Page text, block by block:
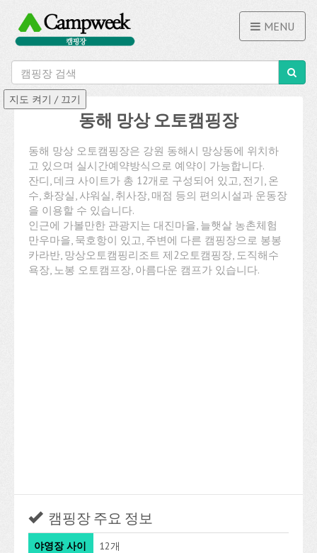
MENU
동해 망상 오토캠핑장
동해 망상 오토캠핑장은 강원 동해시 망상동에 위치하
고 있으며 실시간예약방식으로 예약이 가능합니다.
잔디, 데크 사이트가 총 12개로 구성되어 있고, 전기, 온
수, 화장실, 샤워실, 취사장, 매점 등의 편의시설과 운동장
을 이용할 수 있습니다.
인근에 가볼만한 관광지는 대진마을, 늘햇살 농촌체험
만우마을, 묵호항이 있고, 주변에 다른 캠핑장으로 봉봉
카라반, 망상오토캠핑리조트 제2오토캠핑장, 도직해수
욕장, 노봉 오토캠프장, 아름다운 캠프가 있습니다.
캠핑장 주요 정보
야영장 사이
12개